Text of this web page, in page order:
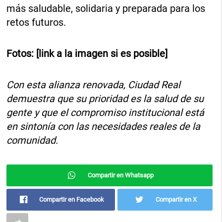
más saludable, solidaria y preparada para los
retos futuros.
Fotos: [link a la imagen si es posible]
Con esta alianza renovada, Ciudad Real
demuestra que su prioridad es la salud de su
gente y que el compromiso institucional está
en sintonía con las necesidades reales de la
comunidad.
Compartir en Whatsapp
Compartir en Facebook Compartir en X